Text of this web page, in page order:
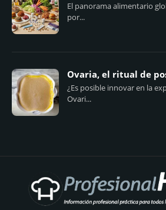
El panorama alimentario
por...
Ovaria, el ritual de
¿Es posible innovar en la
Ovari...